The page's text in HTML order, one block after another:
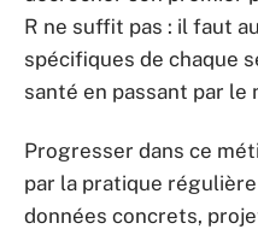
R ne suffit pas : il faut
spécifiques de chaque
santé en passant par le
Progresser dans ce
par la pratique
données concrets,